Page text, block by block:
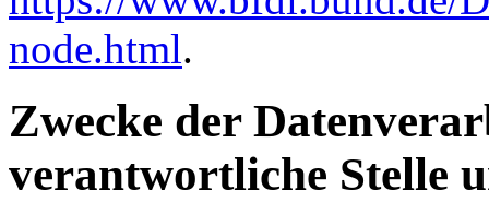
node.html.
Zwecke der
verantwortliche Stelle